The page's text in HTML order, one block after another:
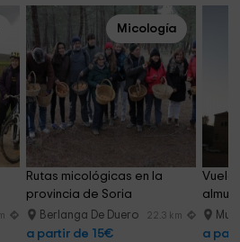
Micología
Rutas micológicas en la
provincia de Soria
Berlanga De Duero 22.3 km
a partir de 15€
Vuelo
a